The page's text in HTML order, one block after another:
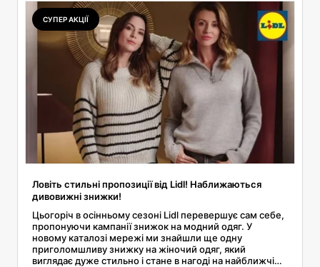
СУПЕР АКЦІЇ
Ловіть стильні пропозиції від Lidl! Наближаються
дивовижні знижки!
Цьогоріч в осінньому сезоні Lidl перевершує сам себе,
пропонуючи кампанії знижок на модний одяг. У
новому каталозі мережі ми знайшли ще одну
приголомшливу знижку на жіночий одяг, який
виглядає дуже стильно і стане в нагоді на найближчі